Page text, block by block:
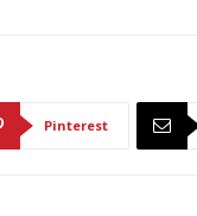
Pinterest